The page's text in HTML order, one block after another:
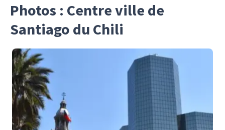
Photos : Centre ville de
Santiago du Chili